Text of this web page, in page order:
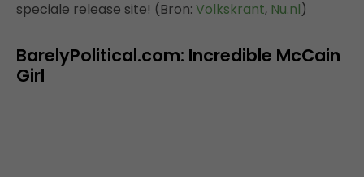
speciale release site! (Bron: Volkskrant, Nu.nl)
BarelyPolitical.com: Incredible McCain
Girl